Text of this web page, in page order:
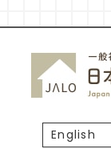
English